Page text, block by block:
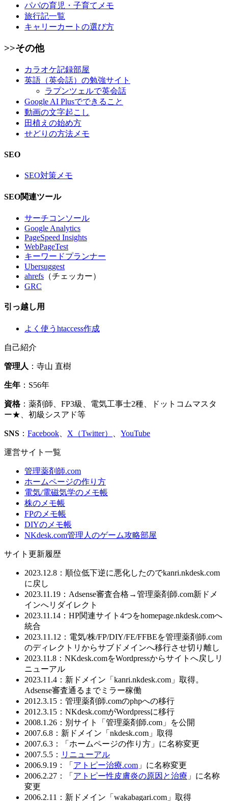
パパの育児・子育てメモ
旅行記一覧
キャリーカートの選び方
>>その他
カラオケ記録部屋
英語（英会話）の勉強サイト
ラプンツェルで英会話
Google AI Plusでできること
動画の文字起こし
田植えの始め方
せどりの方法メモ
SEO
SEO対策メモ
SEO関連ツール
サーチコンソール
Google Analytics
PageSpeed Insights
WebPageTest
キーワードプランナー
Ubersuggest
ahrefs （チェッカー）
GRC
引っ越し用
よく使うhtaccess作成
自己紹介
管理人 ：寺山 直樹
生年 ：S56年
資格：薬剤師、FP3級、電気工事士2種、ドットコムマスタ
ー★、初級シスアド等
SNS ： Facebook X（Twitter） YouTube
運営サイト一覧
管理薬剤師.com
ホームページの作り方
電気/電磁気学のメモ帳
株のメモ帳
FPのメモ帳
DIYのメモ帳
NKdesk.com管理人のゲーム攻略部屋
サイト更新履歴
2023.12.8：順位低下逆に悪化したのでkanri.nkdesk.com
に戻し
2023.11.19：Adsense審査合格→管理薬剤師.com新ドメ
インへリダイレクト
2023.11.14：HP関連サイト4つをhomepage.nkdesk.comへ
統合
2023.11.12：電気/株/FP/DIY/FE/FFBEを管理薬剤師.com
のディレクトリからサブドメインへ移行させ切り離し
2023.11.8：NKdesk.comをWordpressからサイトへ戻しリ
ニューアル
2023.11.4：新ドメイン「kanri.nkdesk.com」取得。
Adsense審査通るまでミラー稼働
2012.3.15：管理薬剤師.comのphpへの移行
2012.3.15：NKdesk.comがWordpressに移行
2008.1.26：別サイト「管理薬剤師.com」を公開
2007.6.8：新ドメイン「nkdesk.com」取得
2007.6.3：「ホームページの作り方」に名称変更
2007.5.5： リニューアル
2006.9.19：「 アトピー治療.com 」に名称変更
2006.2.27：「 アトピー性皮膚炎の原因と治療 」に名称
変更
2006.2.11：新ドメイン「wakabagari.com」取得